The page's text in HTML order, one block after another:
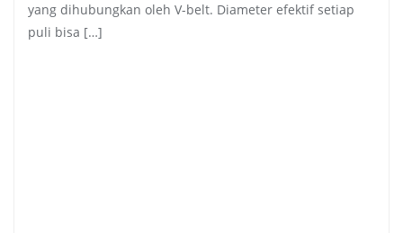
yang dihubungkan oleh V-belt. Diameter efektif setiap
puli bisa […]